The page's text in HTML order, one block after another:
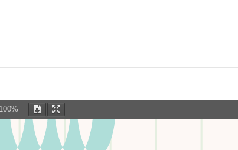
100%